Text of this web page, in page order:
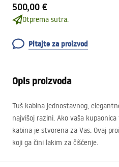
500,00 €
Otprema sutra.
Pitajte za proizvod
Opis proizvoda
Tuš kabina jednostavnog,
najvišoj razini. Ako vaša
kabina je stvorena za Vas. Ovaj
koji ga čini lakim za čišćenje.